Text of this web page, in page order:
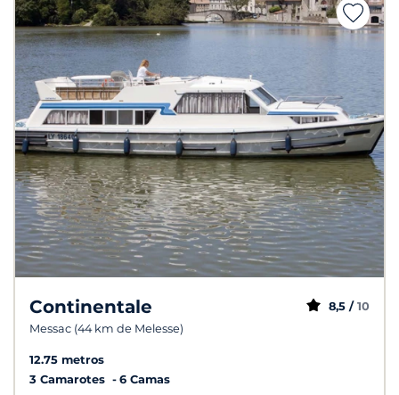
Continentale
Messac (44 km de Melesse)
8,5 / 10
12.75 metros
3 Camarotes
6 Camas